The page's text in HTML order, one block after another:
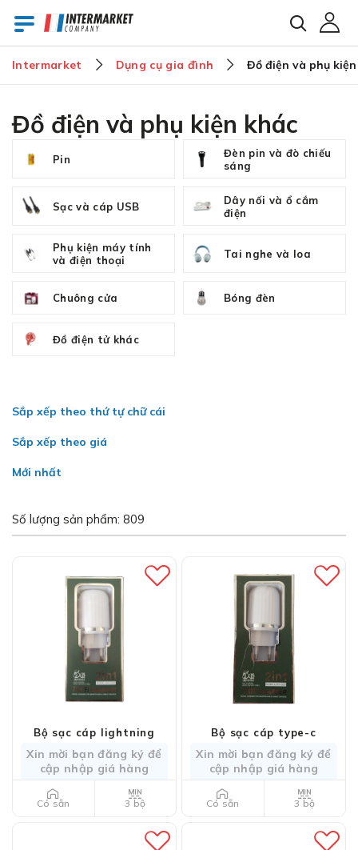
Mật khẩu
Intermarket Dụng cụ gia đình Đồ điện và phụ
Đồ điện và phụ kiện khác
Pin
Đèn pin và đò chiếu
sáng
Sạc và cáp USB
Dây nối và ổ cắm
điện
Phụ kiện máy tính
và điện thoại
Tai nghe và loa
Chuông cửa Bóng đèn
Đồ điện tử khác
Sắp xếp theo thứ tự chữ cái
Sắp xếp theo giá
Mới nhất
Số lượng sản phẩm: 809
Bộ sạc cáp lightning
Xin mời bạn đăng ký để
cập nhập giá hàng
Có sẵn 3 bộ
Bộ sạc cáp type-c
Xin mời bạn đăng ký để
cập nhập giá hàng
Có sẵn 3 bộ